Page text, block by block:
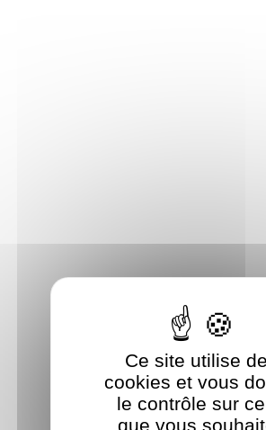
Ce site utilise
cookies et vous
le contrôle sur
que vous